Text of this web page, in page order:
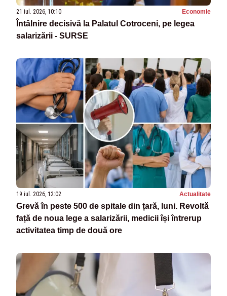
21 iul. 2026, 10:10 Economie
Întâlnire decisivă la Palatul Cotroceni, pe legea
salarizării - SURSE
19 iul. 2026, 12:02 Actualitate
Grevă în peste 500 de spitale din țară, luni. Revoltă
față de noua lege a salarizării, medicii își întrerup
activitatea timp de două ore